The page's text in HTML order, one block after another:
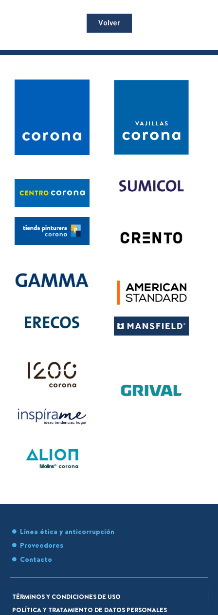
Volver
Línea ética y anticorrupción
Proveedores
Contacto
TÉRMINOS Y CONDICIONES DE USO
POLÍTICA Y TRATAMIENTO DE DATOS PERSONALES